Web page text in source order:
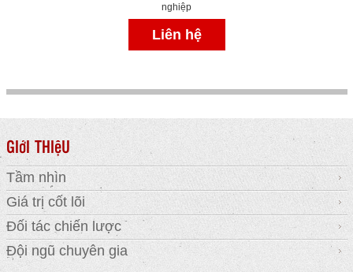
nghiệp
Liên hệ
GIớI THIệU
Tầm nhìn
Giá trị cốt lõi
Đối tác chiến lược
Đội ngũ chuyên gia